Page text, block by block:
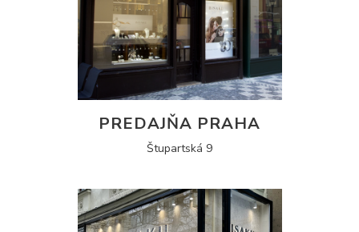
PREDAJŇA PRAHA
Štupartská 9